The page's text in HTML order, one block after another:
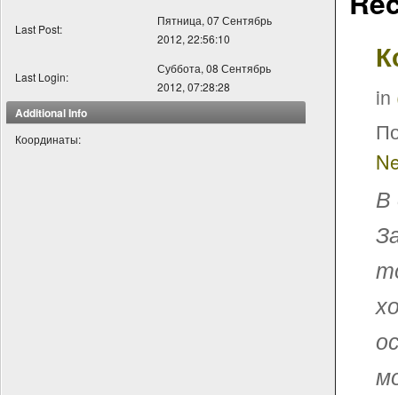
Last Post:
Пятница, 07 Сентябрь
2012, 22:56:10
Last Login:
Суббота, 08 Сентябрь
2012, 07:28:28
Additional Info
Координаты:
in
В